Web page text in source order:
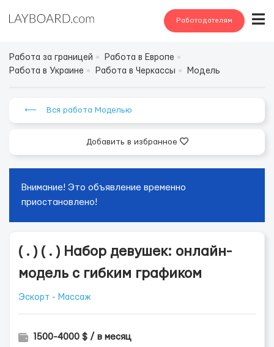
Работодателям
Работа за границей
Работа в Европе
Работа в Украине
Работа в Черкассы Модель
⟵ Вся работа Моделью
Добавить в избранное
Внимание! Это объявление временно
приостановлено!
( . ) ( . ) Набор девушек: онлайн-
модель с гибким графиком
Эскорт - Массаж
1500-4000 $ / в месяц